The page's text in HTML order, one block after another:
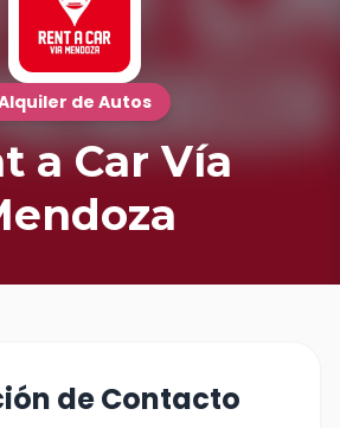
de Autos
a Car Vía
de Contacto